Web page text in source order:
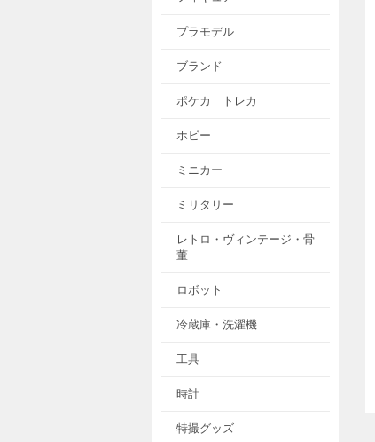
プラモデル
ブランド
ポケカ トレカ
ホビー
ミニカー
ミリタリー
レトロ・ヴィンテージ・骨
董
ロボット
冷蔵庫・洗濯機
工具
時計
特撮グッズ